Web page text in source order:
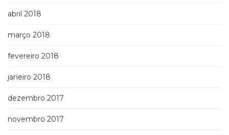
abril 2018
março 2018
fevereiro 2018
janeiro 2018
dezembro 2017
novembro 2017